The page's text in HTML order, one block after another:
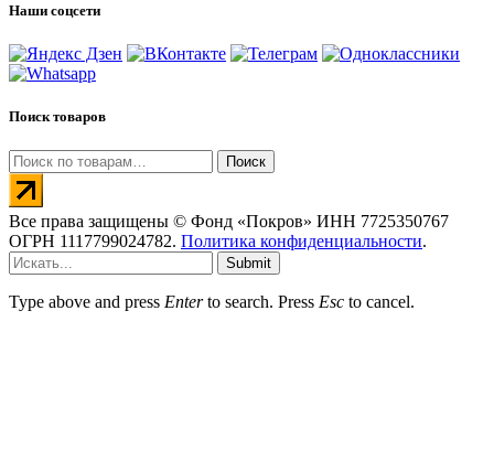
Наши соцсети
Поиск товаров
Искать: Поиск
Все права защищены © Фонд «Покров» ИНН 7725350767
ОГРН 1117799024782. Политика конфиденциальности.
Submit
Type above and press Enterto search. Press Esc to cancel.